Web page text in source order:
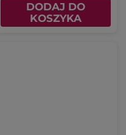
DODAJ DO
KOSZYKA